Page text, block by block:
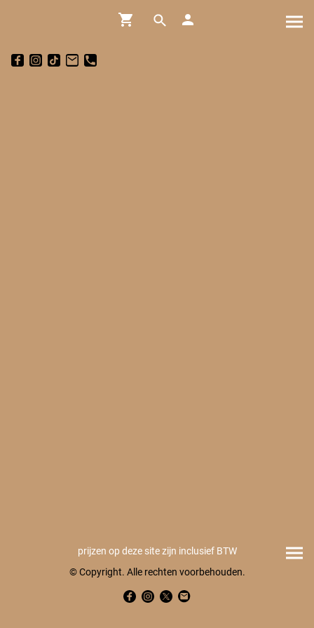
prijzen op deze site zijn inclusief BTW
© Copyright. Alle rechten voorbehouden.